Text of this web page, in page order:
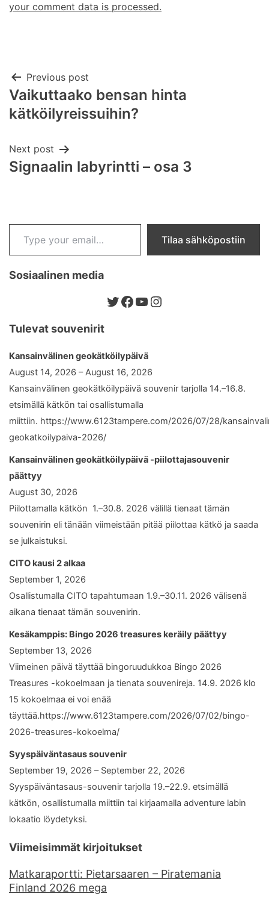
your comment data is processed.
Post
navigation
Previous post
Vaikuttaako bensan hinta
kätköilyreissuihin?
Next post
Signaalin labyrintti – osa 3
Type your email…
Tilaa sähköpostiin
Sosiaalinen media
Twitter
Facebook
YouTube
Instagram
Tulevat souvenirit
Kansainvälinen geokätköilypäivä
August 14, 2026 – August 16, 2026
Kansainvälinen geokätköilypäivä souvenir tarjolla 14.–16.8.
etsimällä kätkön tai osallistumalla
miittiin. https://www.6123tampere.com/2026/07/28/
geokatkoilypaiva-2026/
Kansainvälinen geokätköilypäivä -piilottajasouvenir
päättyy
August 30, 2026
Piilottamalla kätkön 1.–30.8. 2026 välillä tienaat tämän
souvenirin eli tänään viimeistään pitää piilottaa kätkö ja saada
se julkaistuksi.
CITO kausi 2 alkaa
September 1, 2026
Osallistumalla CITO tapahtumaan 1.9.–30.11. 2026 välisenä
aikana tienaat tämän souvenirin.
Kesäkamppis: Bingo 2026 treasures keräily päättyy
September 13, 2026
Viimeinen päivä täyttää bingoruudukkoa Bingo 2026
Treasures -kokoelmaan ja tienata souvenireja. 14.9. 2026 klo
15 kokoelmaa ei voi enää
täyttää.https://www.6123tampere.com/2026/07/02/bingo-
2026-treasures-kokoelma/
Syyspäiväntasaus souvenir
September 19, 2026 – September 22, 2026
Syyspäiväntasaus-souvenir tarjolla 19.–22.9. etsimällä
kätkön, osallistumalla miittiin tai kirjaamalla adventure labin
lokaatio löydetyksi.
Viimeisimmät kirjoitukset
Matkaraportti: Pietarsaaren – Piratemania
Finland 2026 mega